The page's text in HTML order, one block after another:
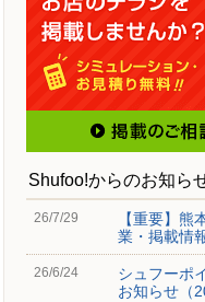
Shufoo!からのお知ら
26/7/29
【重要】熊
業・掲載情
26/6/24
シュフーポ
お知らせ（